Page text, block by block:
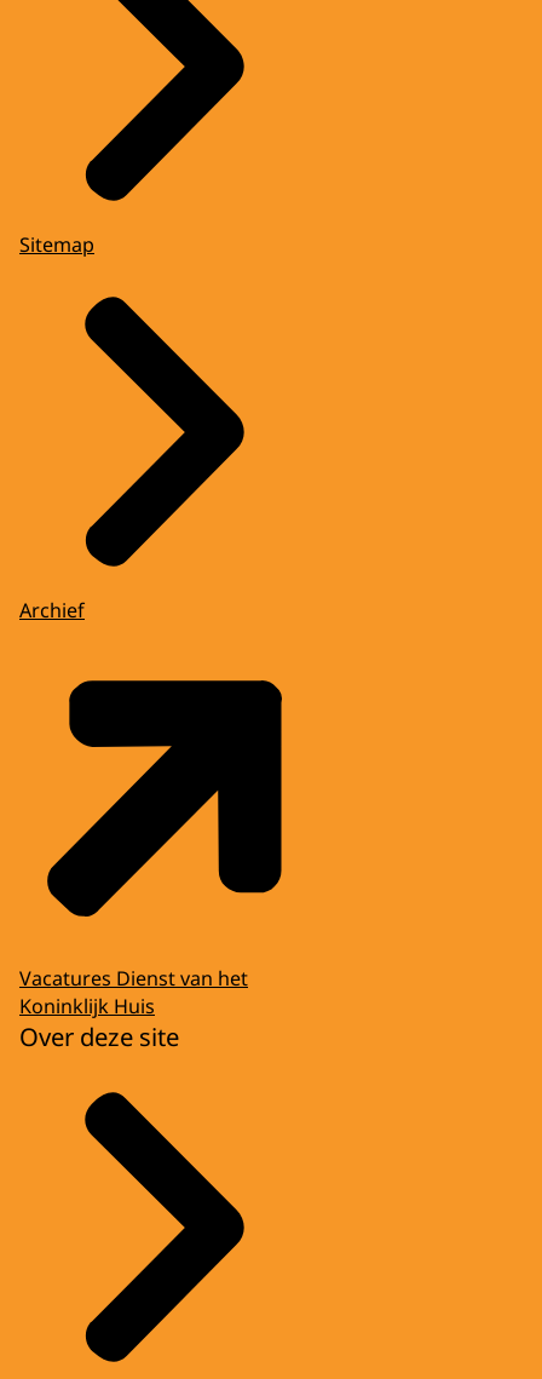
Sitemap
Archief
Vacatures Dienst van het
Koninklijk Huis
Over deze site